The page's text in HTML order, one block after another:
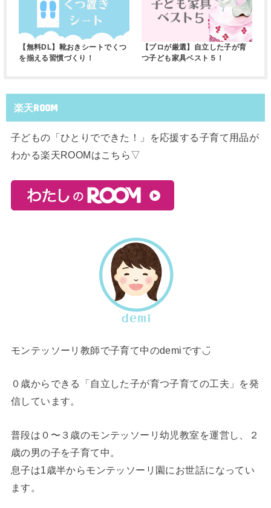
【無料DL】靴おきシートでくつ
を揃える習慣づくり！
【プロが厳選】自立した子が育
つ子ども家具ベスト５！
楽天ROOM
子どもの「ひとりでできた！」を応援する子育て用品が
わかる楽天ROOMはこちら▽
モンテッソーリ教師で子育て中のdemiです◡̈
０歳からできる「自立した子が育つ子育ての工夫」を発
信しています。
普段は０〜３歳のモンテッソーリ幼児教室を運営し、２
歳の男の子を子育て中。
息子は1歳半からモンテッソーリ園にお世話になってい
ます。